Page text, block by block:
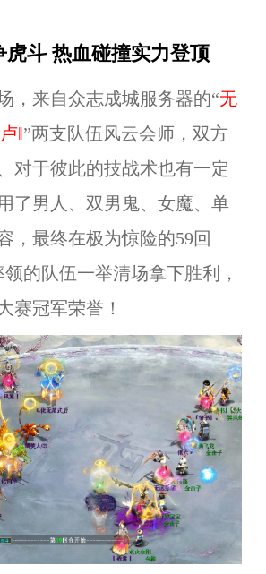
虎斗 热血碰撞实力登顶
来自众志成城服务器的“无
‖”两支队伍风云会师，双方
对于彼此的技战术也有一定
了男人、双男鬼、女魔、单
，最终在极为惊险的59回
领的队伍一举清场拿下胜利
，
赛冠军荣誉！